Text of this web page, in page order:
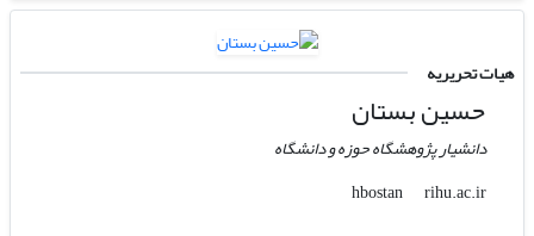
هیات تحریریه
حسین بستان
دانشیار پژوهشگاه حوزه و دانشگاه
hbostan
rihu.ac.ir